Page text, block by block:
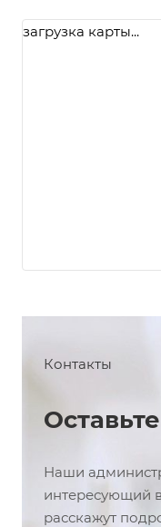
загрузка карты...
Контакты
Наши
интересующий
расскажут